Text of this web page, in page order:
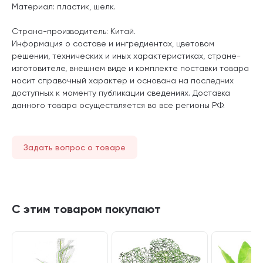
Материал: пластик, шелк.
Страна-производитель: Китай.
Информация о составе и ингредиентах, цветовом
решении, технических и иных характеристиках, стране-
изготовителе, внешнем виде и комплекте поставки товара
носит справочный характер и основана на последних
доступных к моменту публикации сведениях. Доставка
данного товара осуществляется во все регионы РФ.
Задать вопрос о товаре
С этим товаром покупают